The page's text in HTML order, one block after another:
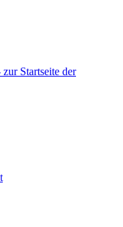
Startseite der